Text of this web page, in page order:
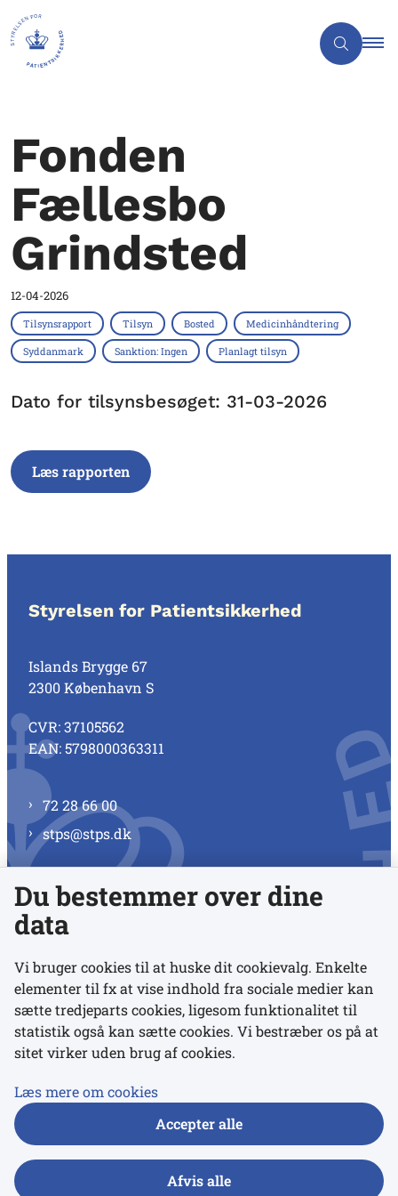
Fonden
Fællesbo
Grindsted
12-04-2026
Tilsynsrapport Tilsyn Bosted Medicinhåndtering
Syddanmark Sanktion: Ingen Planlagt tilsyn
Dato for tilsynsbesøget: 31-03-2026
Læs rapporten
Styrelsen for Patientsikkerhed
Islands Brygge 67
2300 København S
CVR: 37105562
EAN: 5798000363311
72 28 66 00
stps@stps.dk
Se alle kontaktnumre
Links
Udgivelser
Du bestemmer over dine
data
Vi bruger cookies til at huske dit cookievalg. Enkelte
elementer til fx at vise indhold fra sociale medier kan
sætte tredjeparts cookies, ligesom funktionalitet til
statistik også kan sætte cookies. Vi bestræber os på at
sitet virker uden brug af cookies.
Læs mere om cookies
Accepter alle
Afvis alle